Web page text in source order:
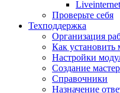
Liveinternet
Проверьте себя
Техподдержка
Организация
Как установить
Настройки
Создание
Справочники
Назначение